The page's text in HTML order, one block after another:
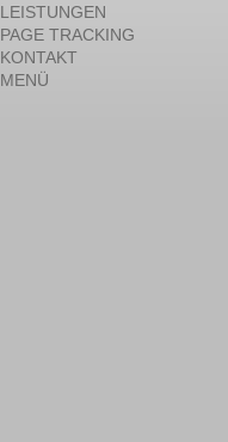
LEISTUNGEN
PAGE TRACKING
KONTAKT
MENÜ